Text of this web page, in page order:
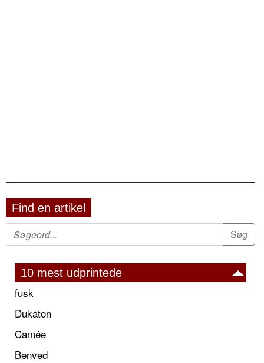
Find en artikel
10 mest udprintede
fusk
Dukaton
Camée
Benved